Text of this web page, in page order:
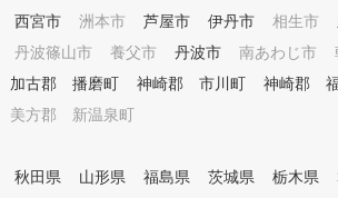
西宮市 洲本市 芦屋市 伊丹市 相生市
丹波篠山市 養父市 丹波市 南あわじ市
加古郡 播磨町 神崎郡 市川町 神崎郡
美方郡 新温泉町
秋田県 山形県 福島県 茨城県 栃木県